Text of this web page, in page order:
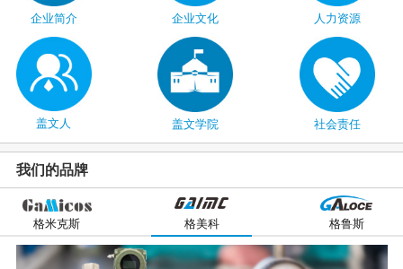
企业简介 企业文化 人力资源
盖文人 盖文学院 社会责任
我们的品牌
格米克斯 格美科 格鲁斯